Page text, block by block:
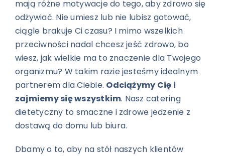
mają różne motywacje do tego, aby zdrowo się
odżywiać. Nie umiesz lub nie lubisz gotować,
ciągle brakuje Ci czasu? I mimo wszelkich
przeciwności nadal chcesz jeść zdrowo, bo
wiesz, jak wielkie ma to znaczenie dla Twojego
organizmu? W takim razie jesteśmy idealnym
partnerem dla Ciebie. Odciążymy Cię i
zajmiemy się wszystkim. Nasz catering
dietetyczny to smaczne i zdrowe jedzenie z
dostawą do domu lub biura.
Dbamy o to, aby na stół naszych klientów